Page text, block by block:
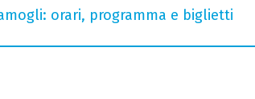
orari, programma e biglietti